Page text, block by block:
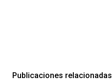
Publicaciones relacionadas